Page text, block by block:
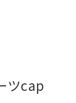
ツcap